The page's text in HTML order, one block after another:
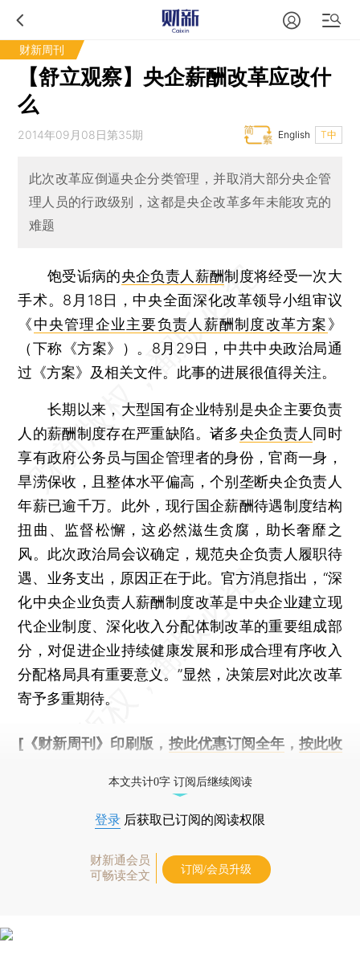
财新周刊
【舒立观察】央企薪酬改革应改什
么
2014年09月08日第35期 T中
English
此次改革应倒逼央企分类管理，并取消大部分央企管
理人员的行政级别，这都是央企改革多年未能攻克的
难题
饱受诟病的央企负责人薪酬制度将经受一次大
手术。8月18日，中央全面深化改革领导小组审议
《中央管理企业主要负责人薪酬制度改革方案》
（下称《方案》）。8月29日，中共中央政治局通
过《方案》及相关文件。此事的进展很值得关注。
长期以来，大型国有企业特别是央企主要负责
人的薪酬制度存在严重缺陷。诸多央企负责人 同时
享有政府公务员与国企管理者的身份，官商一身，
旱涝保收，且整体水平偏高，个别垄断央企负责人
年薪已逾千万。此外，现行国企薪酬待遇制度结构
扭曲、监督松懈，这必然滋生贪腐，助长奢靡之
风。此次政治局会议确定，规范央企负责人履职待
遇、业务支出，原因正在于此。官方消息指出，“深
化中央企业负责人薪酬制度改革是中央企业建立现
代企业制度、深化收入分配体制改革的重要组成部
分，对促进企业持续健康发展和形成合理有序收入
分配格局具有重要意义。”显然，决策层对此次改革
寄予多重期待。
[《财新周刊》印刷版， 按此优惠订阅全年， 按此收
本文共计0字 订阅后继续阅读
登录 后获取已订阅的阅读权限
财新通会员
可畅读全文
订阅/会员升级